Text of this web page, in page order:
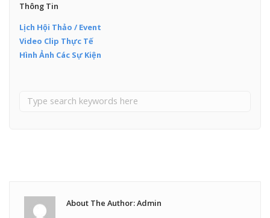
Thông Tin
Lịch Hội Thảo / Event
Video Clip Thực Tế
Hình Ảnh Các Sự Kiện
About The Author: Admin